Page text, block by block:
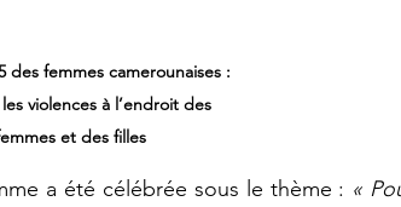
des femmes camerounaises :
violences à l’endroit des
et des filles
a été célébrée sous le thème : «